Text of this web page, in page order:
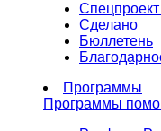
Сделано
Бюллетень
Программы
Программы